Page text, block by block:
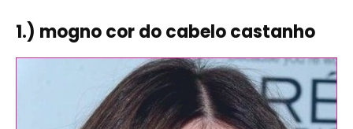
1.) mogno cor do cabelo castanho